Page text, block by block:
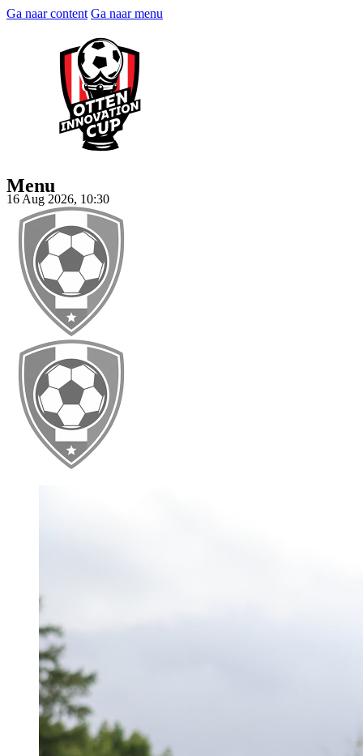
Ga naar content Ga naar menu
Menu
Tickets
16 Aug 2026, 10:30